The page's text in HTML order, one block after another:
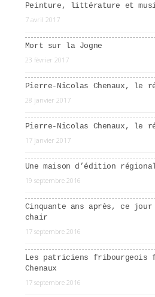
Peinture, littérature et
7 avril 2017
Mort sur la Jogne
23 février 2017
Pierre-Nicolas Chenaux, le
28 janvier 2017
Pierre-Nicolas Chenaux, le
17 janvier 2017
Une maison d’édition
19 septembre 2016
Cinquante ans après, ce
chair
17 septembre 2016
Les patriciens fribourgeois
Chenaux
17 septembre 2016